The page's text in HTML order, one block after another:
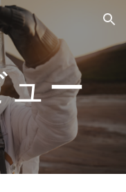
Skip to navigation
ー